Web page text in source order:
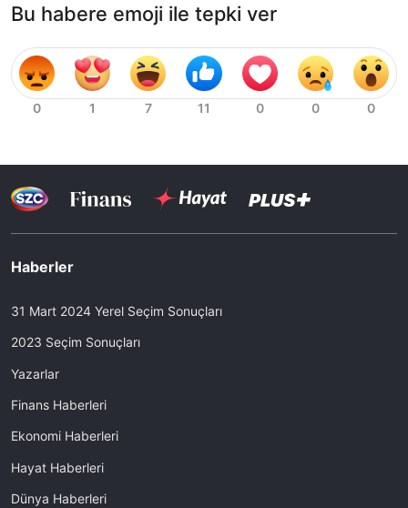
Bu habere emoji ile tepki ver
Haberler
31 Mart 2024 Yerel Seçim Sonuçları
2023 Seçim Sonuçları
Yazarlar
Finans Haberleri
Ekonomi Haberleri
Hayat Haberleri
Dünya Haberleri